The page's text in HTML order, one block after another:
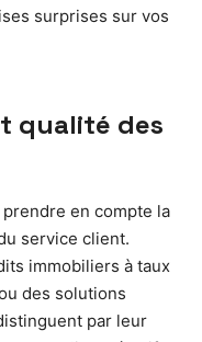
surprises sur vos
qualité des
en compte la
service client.
immobiliers à taux
des solutions
par leur